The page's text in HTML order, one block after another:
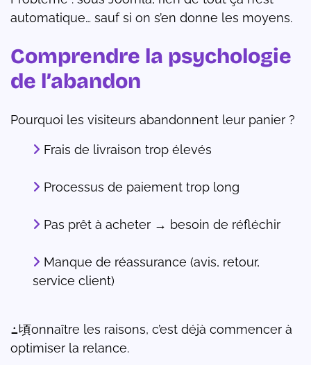
automatique… sauf si on s’en donne les moyens.
Comprendre la psychologie
de l’abandon
Pourquoi les visiteurs abandonnent leur panier ?
Frais de livraison trop élevés
Processus de paiement trop long
Pas prêt à acheter → besoin de réfléchir
Manque de réassurance (avis, retour,
service client)
ߑ頃onnaître les raisons, c’est déjà commencer à
optimiser la relance.